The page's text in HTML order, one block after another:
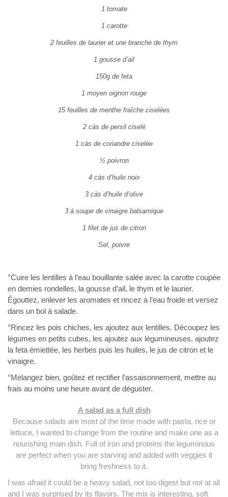
1 tomate
1 carotte
2 feuilles de laurier et une branche de thym
1 gousse d’ail
150g de feta
1 moyen oignon rouge
15 feuilles de menthe fraîche ciselées
2 càs de persil ciselé
1 càs de coriandre ciselée
½ poivron
4 càs d’huile noix
3 càs d’huile d’olive
3 à soupe de vinaigre balsamique
1 filet de jus de citron
Sel, poivre
°Cuire les lentilles à l’eau bouillante salée avec la carotte coupée
en demies rondelles, la gousse d’ail, le thym et le laurier.
Égouttez, enlever les aromates et rincez à l’eau froide et versez
dans un bol à salade.
°Rincez les pois chiches, les ajoutez aux lentilles. Découpez les
légumes en petits cubes, les ajoutez aux légumineuses, ajoutez
la feta émiettée, les herbes puis les huiles, le jus de citron et le
vinaigre.
°Mélangez bien, goûtez et rectifier l’assaisonnement, mettre au
frais au moins une heure avant de déguster.
A salad as a full dish
Because salads are most of the time made with pasta, rice or
lettuce, I wanted to change from the routine and make one as a
nourishing main dish. Full of iron and proteins the leguminous
are perfect when you are starving and added with veggies it
bring freshness to it.
I was afraid it could be a heavy salad, not too digest but not at all
and I was surprised by its flavors. The mix is interesting, soft